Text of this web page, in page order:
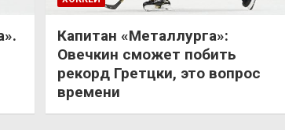
Капитан «Металлурга»:
Овечкин сможет побить
рекорд Гретцки, это вопрос
времени